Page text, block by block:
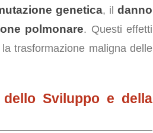
genetica, il danno
polmonare. Questi effetti
trasformazione maligna delle
Sviluppo e della